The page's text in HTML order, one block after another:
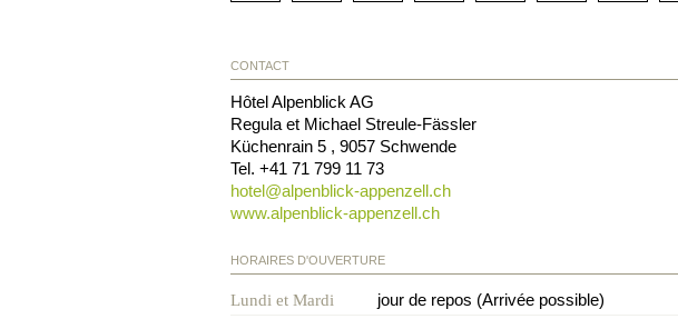
CONTACT
Hôtel Alpenblick AG
Regula et Michael Streule-Fässler
Küchenrain 5 , 9057 Schwende
Tel. +41 71 799 11 73
hotel@alpenblick-appenzell.ch
www.alpenblick-appenzell.ch
HORAIRES D'OUVERTURE
Lundi et Mardi jour de repos (Arrivée possible)